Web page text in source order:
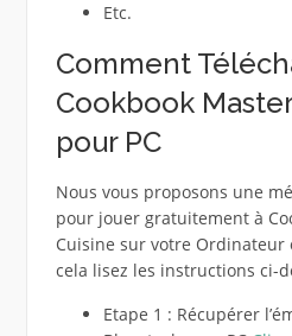
Etc.
Comment
Cookbook
pour PC
Nous vous proposons une
pour jouer gratuitement à
Cuisine sur votre Ordinateur
cela lisez les instructions ci-
Etape 1 : Récupérer